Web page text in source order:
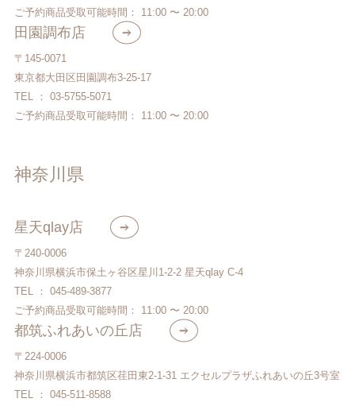
ご予約商品受取可能時間： 11:00 〜 20:00
田園調布店
〒145-0071
東京都大田区田園調布3-25-17
TEL ： 03-5755-5071
ご予約商品受取可能時間： 11:00 〜 20:00
神奈川県
星天qlay店
〒240-0006
神奈川県横浜市保土ヶ谷区星川1-2-2 星天qlay C-4
TEL ： 045-489-3877
ご予約商品受取可能時間： 11:00 〜 20:00
都筑ふれあいの丘店
〒224-0006
神奈川県横浜市都筑区荏田東2-1-31 エクセルプラザふれあいの丘3号室
TEL ： 045-511-8588